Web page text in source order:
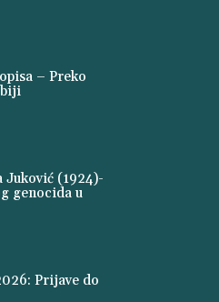
– Preko
(1924)-
genocida u
Prijave do